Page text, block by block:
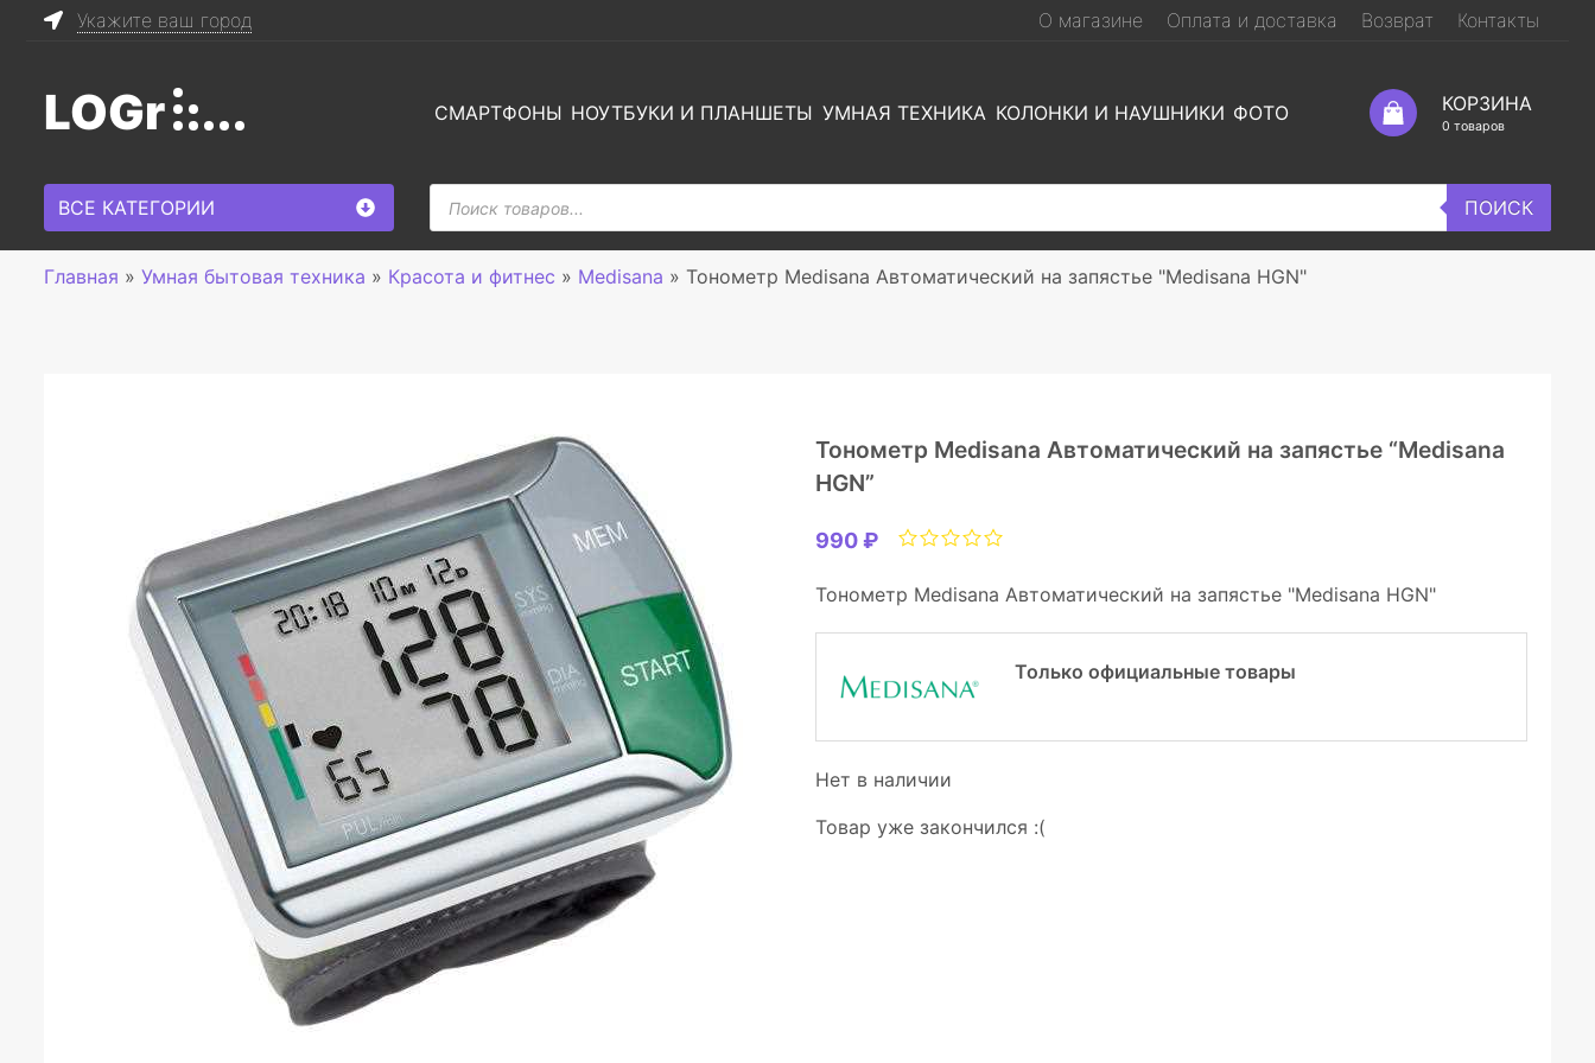
Укажите ваш город О магазине Оплата и доставка Возврат Контакты
LOGr СМАРТФОНЫ НОУТБУКИ И ПЛАНШЕТЫ УМНАЯ ТЕХНИКА КОЛОНКИ И НАУШНИКИ ФОТО КОРЗИНА
0 товаров
ВСЕ КАТЕГОРИИ
Поиск
товаров
ПОИСК
Главная » Умная бытовая техника » Красота и фитнес » Medisana » Тонометр Medisana Автоматический на запястье "Medisana HGN"
Тонометр Medisana Автоматический на запястье “Medisana
HGN”
990 ₽
Тонометр Medisana Автоматический на запястье "Medisana HGN"
Только официальные товары
Нет в наличии
Товар уже закончился :(